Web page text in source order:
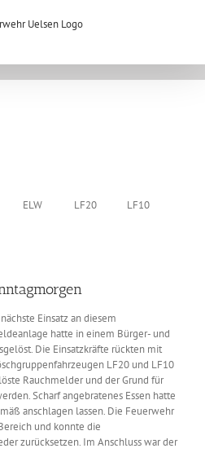
ELW LF20 LF10
Einsatz an diesem
hatte in einem Bürger- und
Die Einsatzkräfte rückten mit
LF20 und LF10
Rauchmelder und der Grund für
Scharf angebratenes Essen hatte
anschlagen lassen. Die Feuerwehr
und konnte die
zurücksetzen. Im Anschluss war der